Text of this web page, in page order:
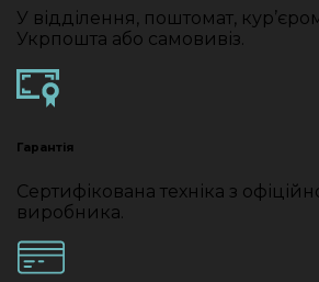
У відділення, поштомат,
Укрпошта або самовивіз.
Гарантія
Сертифікована техніка з
виробника.